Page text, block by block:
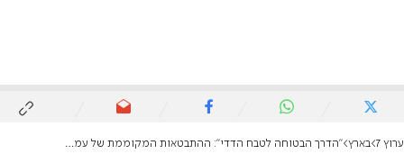
ערוץ 7 בארץ "הדרך הבטוחה לטבח הדדי": ההתבטאות המקוממת של עמר בר לב